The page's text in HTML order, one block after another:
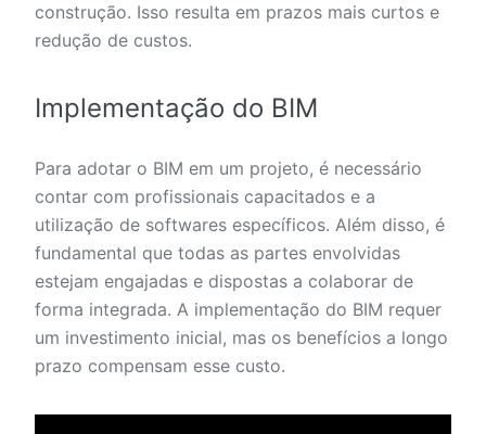
construção. Isso resulta em prazos mais curtos e
redução de custos.
Implementação do BIM
Para adotar o BIM em um projeto, é necessário
contar com profissionais capacitados e a
utilização de softwares específicos. Além disso, é
fundamental que todas as partes envolvidas
estejam engajadas e dispostas a colaborar de
forma integrada. A implementação do BIM requer
um investimento inicial, mas os benefícios a longo
prazo compensam esse custo.